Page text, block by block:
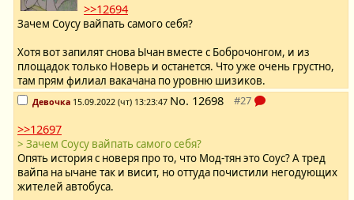
>>12694
Зачем Соусу вайпать самого себя?
Хотя вот запилят снова Ычан вместе с Боброчонгом, и из
площадок только Новерь и останется. Что уже очень грустно,
там прям филиал вакачана по уровню шизиков.
Девочка 15.09.2022 (чт) 13:23:47 No. 12698
>>12697
> Зачем Соусу вайпать самого себя?
Опять история с новеря про то, что Мод-тян это Соус? А тред
вайпа на ычане так и висит, но оттуда почистили негодующих
жителей автобуса.